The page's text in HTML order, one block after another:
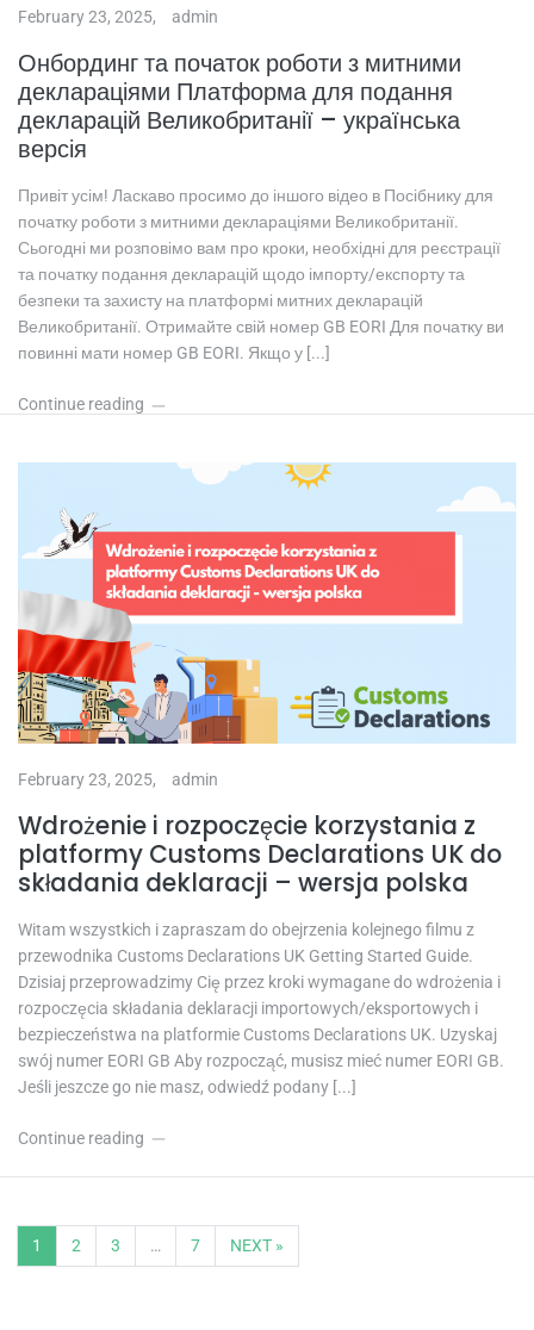
February 23, 2025, admin
Онбординг та початок роботи з митними
деклараціями Платформа для подання
декларацій Великобританії – українська
версія
Привіт усім! Ласкаво просимо до іншого відео в Посібнику для
початку роботи з митними деклараціями Великобританії.
Сьогодні ми розповімо вам про кроки, необхідні для реєстрації
та початку подання декларацій щодо імпорту/експорту та
безпеки та захисту на платформі митних декларацій
Великобританії. Отримайте свій номер GB EORI Для початку ви
повинні мати номер GB EORI. Якщо у [...]
Continue reading
February 23, 2025, admin
Wdrożenie i rozpoczęcie korzystania z
platformy Customs Declarations UK do
składania deklaracji – wersja polska
Witam wszystkich i zapraszam do obejrzenia kolejnego filmu z
przewodnika Customs Declarations UK Getting Started Guide.
Dzisiaj przeprowadzimy Cię przez kroki wymagane do wdrożenia i
rozpoczęcia składania deklaracji importowych/eksportowych i
bezpieczeństwa na platformie Customs Declarations UK. Uzyskaj
swój numer EORI GB Aby rozpocząć, musisz mieć numer EORI GB.
Jeśli jeszcze go nie masz, odwiedź podany [...]
Continue reading
1 2 3 … 7 NEXT »